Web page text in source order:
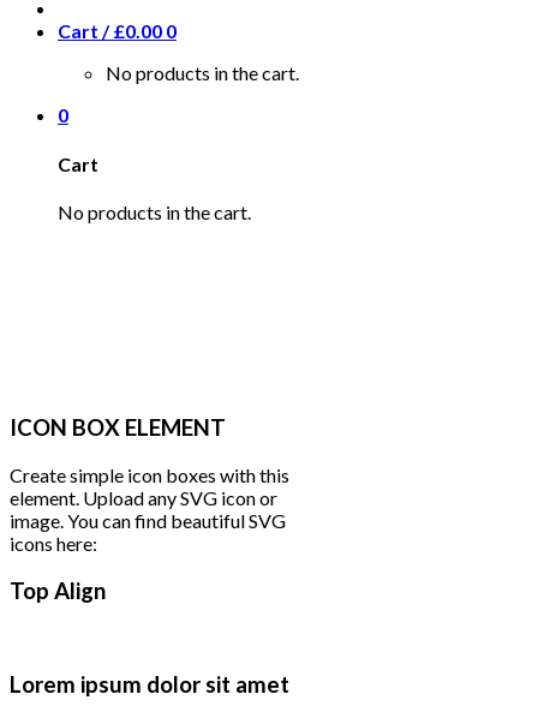
Cart /£0.00 0
No products in the cart.
0
Cart
No products in the cart.
ICON BOX ELEMENT
Create simple icon boxes with this
element. Upload any SVG icon or
image. You can find beautiful SVG
icons here:
Top Align
Lorem ipsum dolor sit amet